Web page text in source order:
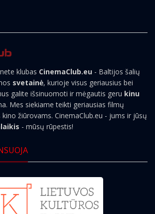
klubas CinemaClub.eu - Baltijos šalių
svetainė, kurioje visus geriausius bei
galite išsinuomoti ir mėgautis geru kinu
Mes siekiame teikti geriausias filmų
žiūrovams. CinemaClub.eu - jums ir jūsų
- mūsų rūpestis!